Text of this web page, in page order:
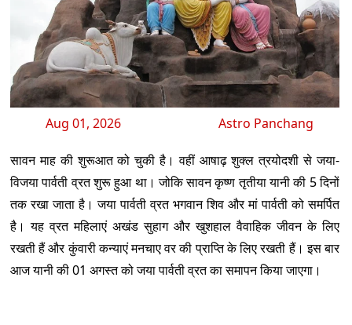
Aug 01, 2026 Astro Panchang
सावन माह की शुरूआत को चुकी है। वहीं आषाढ़ शुक्ल त्रयोदशी से जया-
विजया पार्वती व्रत शुरू हुआ था। जोकि सावन कृष्ण तृतीया यानी की 5 दिनों
तक रखा जाता है। जया पार्वती व्रत भगवान शिव और मां पार्वती को समर्पित
है। यह व्रत महिलाएं अखंड सुहाग और खुशहाल वैवाहिक जीवन के लिए
रखती हैं और कुंवारी कन्याएं मनचाए वर की प्राप्ति के लिए रखती हैं। इस बार
आज यानी की 01 अगस्त को जया पार्वती व्रत का समापन किया जाएगा।